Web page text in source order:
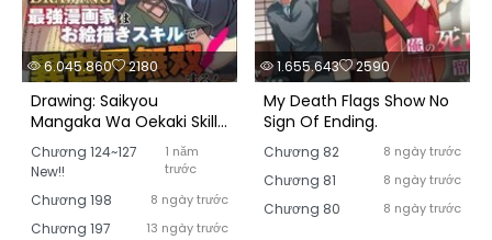
6.045.860 2180
Drawing: Saikyou
Mangaka Wa Oekaki Skill
De Isekai Musou Suru!
Chương 124~127
New!!
1 năm
trước
Chương 198 8 ngày trước
Chương 197 13 ngày trước
1.655.643 2590
My Death Flags Show No
Sign Of Ending.
Chương 82 8 ngày trước
Chương 81 8 ngày trước
Chương 80 8 ngày trước